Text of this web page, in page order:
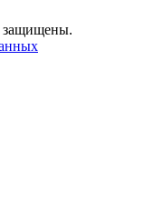
защищены.